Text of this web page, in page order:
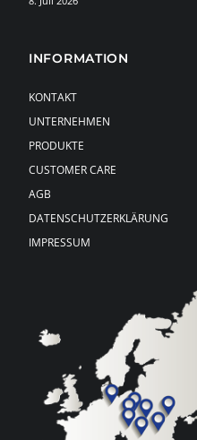
INFORMATION
KONTAKT
UNTERNEHMEN
PRODUKTE
CUSTOMER CARE
AGB
DATENSCHUTZERKLÄRUNG
IMPRESSUM